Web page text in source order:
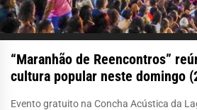
“Maranhão de Reencontros”
cultura popular neste domingo
Evento gratuito na Concha Acústica da